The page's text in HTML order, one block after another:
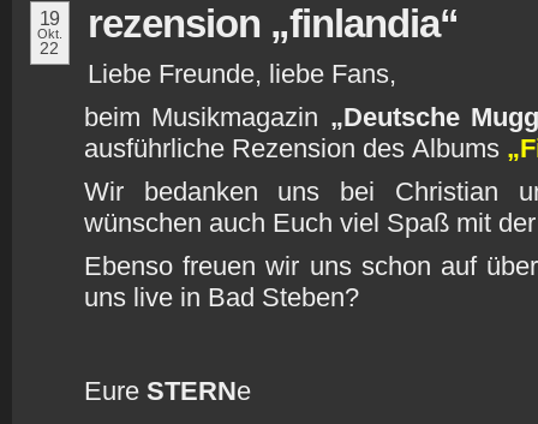
19
Okt.
22
rezension „finlandia“
Liebe Freunde, liebe Fans,
beim Musikmagazin „Deutsche
ausführliche Rezension des Albums
Wir bedanken uns bei Christian
wünschen auch Euch viel Spaß mit
Ebenso freuen wir uns schon auf
uns live in Bad Steben?
Eure STERNe